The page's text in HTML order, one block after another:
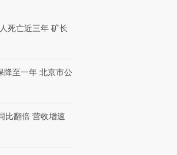
死亡近三年 矿长
降至一年 北京市公
比翻倍 营收增速